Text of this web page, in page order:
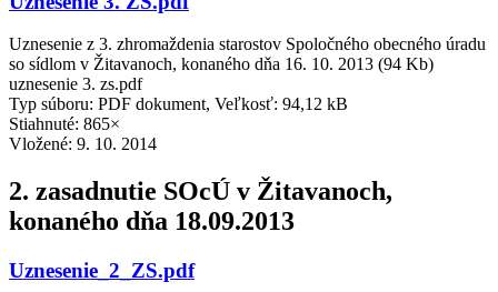
Uznesenie z 3. zhromaždenia starostov Spoločného obecného úradu
so sídlom v Žitavanoch, konaného dňa 16. 10. 2013 (94 Kb)
uznesenie 3. zs.pdf
Typ súboru: PDF dokument, Veľkosť: 94,12 kB
Stiahnuté: 865×
Vložené: 9. 10. 2014
2. zasadnutie SOcÚ v Žitavanoch,
konaného dňa 18.09.2013
Uznesenie_2_ZS.pdf